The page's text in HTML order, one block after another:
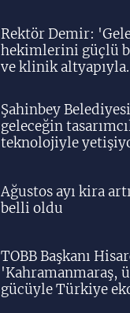
Rektör Demir:
hekimlerini güçlü
ve klinik altyapıyla
Şahinbey
geleceğin
teknolojiyle
Ağustos ayı kira
belli oldu
TOBB Başkanı
'Kahramanmaraş,
gücüyle Türkiye